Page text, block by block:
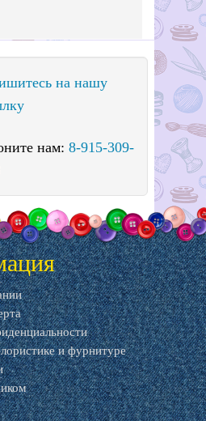
на нашу
нам: 8-915-309-
и фурнитуре